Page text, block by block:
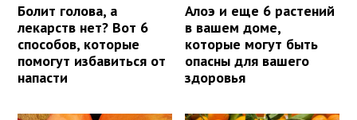
Болит голова, а
лекарств нет? Вот 6
способов, которые
помогут избавиться от
напасти
Алоэ и еще 6 растений
в вашем доме,
которые могут быть
опасны для вашего
здоровья